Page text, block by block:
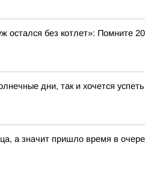
остался без котлет»: Помните
дни, так и хочется
а значит пришло время в